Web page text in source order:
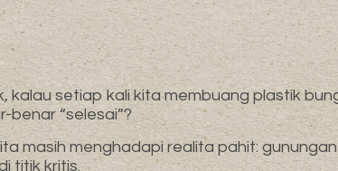
kalau setiap kali kita membuang plastik
benar “selesai”?
masih menghadapi realita pahit:
titik kritis.